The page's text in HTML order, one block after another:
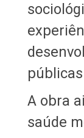
A obra
saúde